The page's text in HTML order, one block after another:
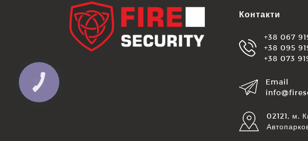
Контакти
+38 067
+38 095
+38 073
Email
02121, м.
КНОПКА
ЗВ'ЯЗКУ